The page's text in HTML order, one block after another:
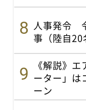
人事発令
事（陸自20
《解説》
ーター」は
ーン